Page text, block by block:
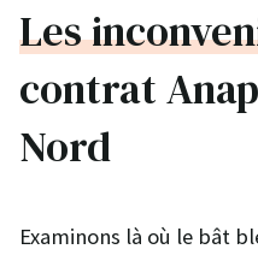
Les
contrat
Nord
Examinons là où le bât